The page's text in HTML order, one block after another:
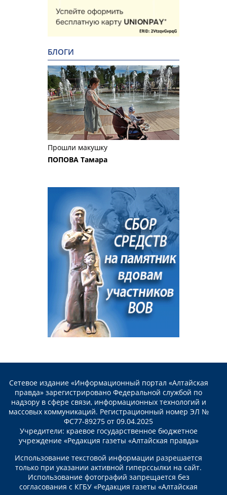
БЛОГИ
Прошли макушку
ПОПОВА Тамара
Сетевое издание «Информационный портал «Алтайская
правда» зарегистрировано Федеральной службой по
надзору в сфере связи, информационных технологий и
массовых коммуникаций. Регистрационный номер ЭЛ №
ФС77-89275 от 09.04.2025
Учредители: краевое государственное бюджетное
учреждение «Редакция газеты «Алтайская правда»
Использование текстовой информации разрешается
только при указании активной гиперссылки на сайт.
Использование фотографий запрещается без
согласования с КГБУ «Редакция газеты «Алтайская